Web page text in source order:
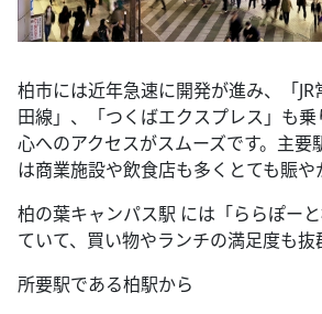
柏市には近年急速に開発が進み、「
田線」、「つくばエクスプレス」も
心へのアクセスがスムーズです。主要
は商業施設や飲食店も多くとても賑や
柏の葉キャンパス駅 には「ららぽー
ていて、買い物やランチの満足度も抜
所要駅である柏駅から